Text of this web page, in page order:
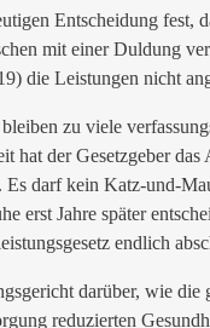
Entscheidung fest,
mit einer Duldung
die Leistungen nicht
zu viele
hat der Gesetzgeber
Es darf kein Katz-und-
erst Jahre später
endlich
darüber, wie
reduzierten